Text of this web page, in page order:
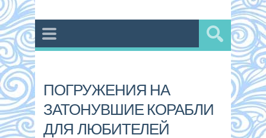
ПОГРУЖЕНИЯ НА
ЗАТОНУВШИЕ КОРАБЛИ
ДЛЯ ЛЮБИТЕЛЕЙ